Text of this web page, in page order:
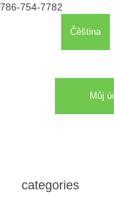
786-754-7782
Čěština
Můj
categories